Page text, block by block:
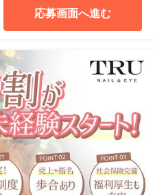
応募画面へ進む